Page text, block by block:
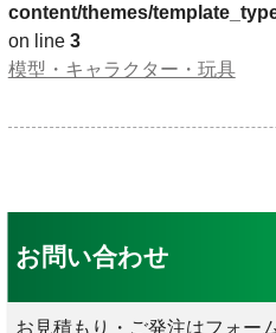
content/themes/
on line 3
模型・キャラクター・玩具
お問い合わせ
お見積もり・ご発注はフォー